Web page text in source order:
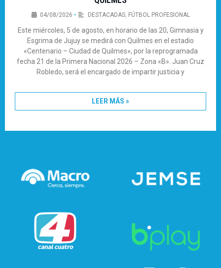
04/08/2026 • DESTACADAS, FÚTBOL PROFESIONAL
Este miércoles, 5 de agosto, en horario de las 20, Gimnasia y
Esgrima de Jujuy se medirá con Quilmes en el estadio
«Centenario – Ciudad de Quilmes», por la reprogramada
fecha 21 de la Primera Nacional 2026 – Zona «B». Juan Cruz
Robledo, será el encargado de impartir justicia y
LEER MÁS »